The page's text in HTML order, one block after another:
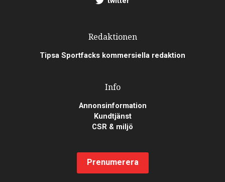
Redaktionen
Tipsa Sportfacks kommersiella redaktion
Info
Annonsinformation
Kundtjänst
CSR & miljö
Prenumerera